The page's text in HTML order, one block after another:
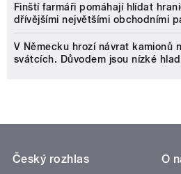
Finští farmáři pomáhají hlídat
dřívějšími největšími obchodními
V Německu hrozí návrat kamionů
svátcích. Důvodem jsou nízké
Český rozhlas
O